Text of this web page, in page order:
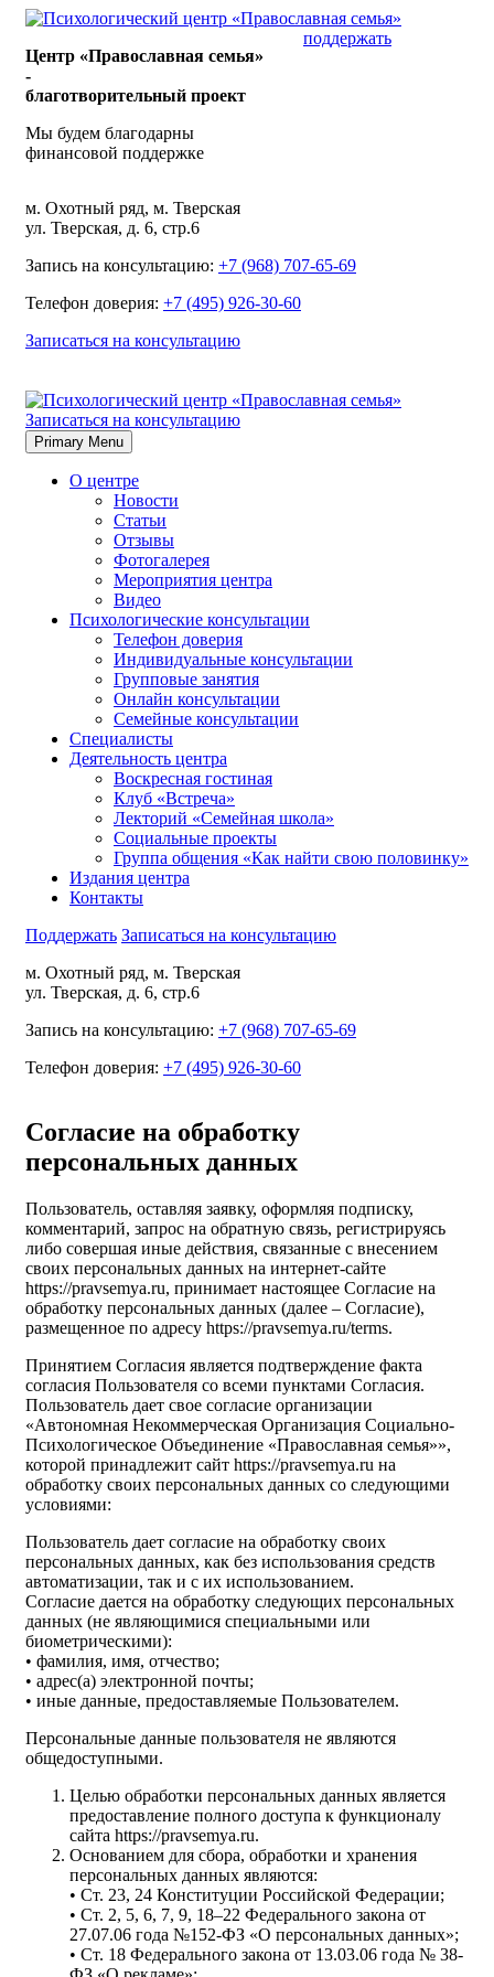
Skip
content
Центр «Православная семья»
-
благотворительный проект
Мы будем благодарны
финансовой поддержке
поддержать
м. Охотный ряд, м. Тверская
ул. Тверская, д. 6, стр.6
Запись на консультацию: +7 (968) 707-65-69
Телефон доверия: +7 (495) 926-30-60
Записаться на консультацию
Записаться на консультацию
Primary Menu
О центре
Новости
Статьи
Отзывы
Фотогалерея
Мероприятия центра
Видео
Психологические консультации
Телефон доверия
Индивидуальные консультации
Групповые занятия
Онлайн консультации
Семейные консультации
Специалисты
Деятельность центра
Воскресная гостиная
Клуб «Встреча»
Лекторий «Семейная школа»
Социальные проекты
Группа общения «Как найти свою половинку»
Издания центра
Контакты
Поддержать Записаться на консультацию
м. Охотный ряд, м. Тверская
ул. Тверская, д. 6, стр.6
Запись на консультацию: +7 (968) 707-65-69
Телефон доверия: +7 (495) 926-30-60
Согласие на обработку
персональных данных
Пользователь, оставляя заявку, оформляя подписку,
комментарий, запрос на обратную связь, регистрируясь
либо совершая иные действия, связанные с внесением
своих персональных данных на интернет-сайте
https://pravsemya.ru, принимает настоящее Согласие на
обработку персональных данных (далее – Согласие),
размещенное по адресу https://pravsemya.ru/terms.
Принятием Согласия является подтверждение факта
согласия Пользователя со всеми пунктами Согласия.
Пользователь дает свое согласие организации
«Автономная Некоммерческая Организация Социально-
Психологическое Объединение «Православная семья»»,
которой принадлежит сайт https://pravsemya.ru на
обработку своих персональных данных со следующими
условиями:
Пользователь дает согласие на обработку своих
персональных данных, как без использования средств
автоматизации, так и с их использованием.
Согласие дается на обработку следующих персональных
данных (не являющимися специальными или
биометрическими):
• фамилия, имя, отчество;
• адрес(а) электронной почты;
• иные данные, предоставляемые Пользователем.
Персональные данные пользователя не являются
общедоступными.
Целью обработки персональных данных является
предоставление полного доступа к функционалу
сайта https://pravsemya.ru.
Основанием для сбора, обработки и хранения
персональных данных являются:
• Ст. 23, 24 Конституции Российской Федерации;
• Ст. 2, 5, 6, 7, 9, 18–22 Федерального закона от
27.07.06 года №152-ФЗ «О персональных данных»;
• Ст. 18 Федерального закона от 13.03.06 года № 38-